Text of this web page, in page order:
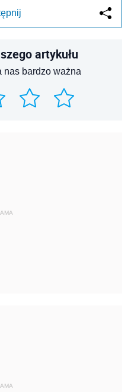
artykułu
nas bardzo ważna